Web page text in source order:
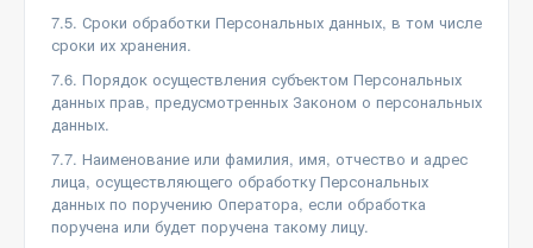
7.5. Сроки обработки Персональных данных, в том числе
сроки их хранения.
7.6. Порядок осуществления субъектом Персональных
данных прав, предусмотренных Законом о персональных
данных.
7.7. Наименование или фамилия, имя, отчество и адрес
лица, осуществляющего обработку Персональных
данных по поручению Оператора, если обработка
поручена или будет поручена такому лицу.